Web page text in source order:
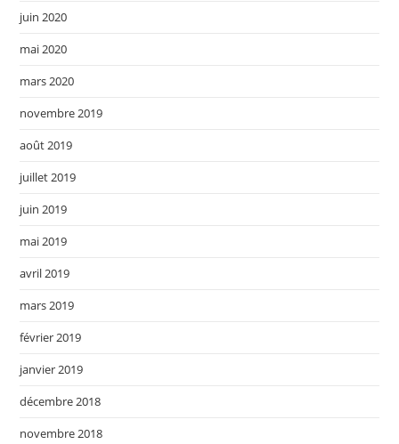
juin 2020
mai 2020
mars 2020
novembre 2019
août 2019
juillet 2019
juin 2019
mai 2019
avril 2019
mars 2019
février 2019
janvier 2019
décembre 2018
novembre 2018